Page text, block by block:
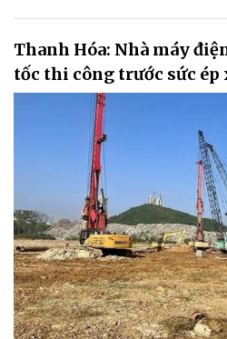
Thanh Hóa: Nhà máy
tốc thi công trước sức ép